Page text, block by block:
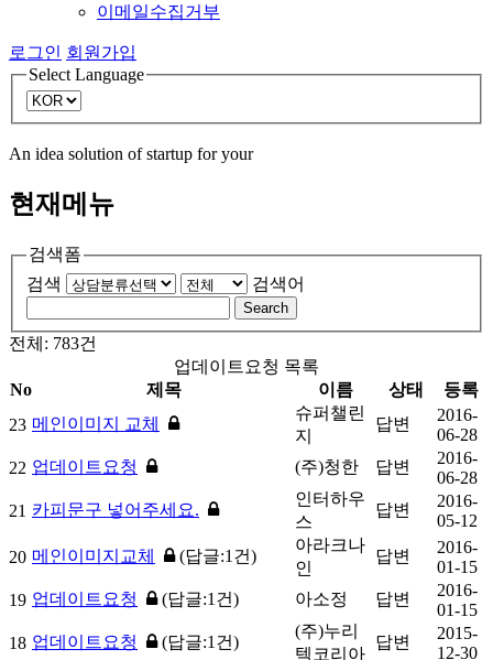
이메일수집거부
로그인 회원가입
Select Language
An idea solution of startup for your
현재메뉴
검색폼
검색
검색어
Search
전체: 783건
업데이트요청 목록
No
제목 이름 상태
등록
23 메인이미지 교체
슈퍼챌린
지
답변
2016-
06-28
22 업데이트요청 (주)청한 답변
2016-
06-28
21 카피문구 넣어주세요.
인터하우
스
답변
2016-
05-12
20 메인이미지교체 (답글:1건)
아라크나
인
답변
2016-
01-15
19 업데이트요청 (답글:1건) 아소정 답변
2016-
01-15
18 업데이트요청 (답글:1건)
(주)누리
텍코리아
답변
2015-
12-30